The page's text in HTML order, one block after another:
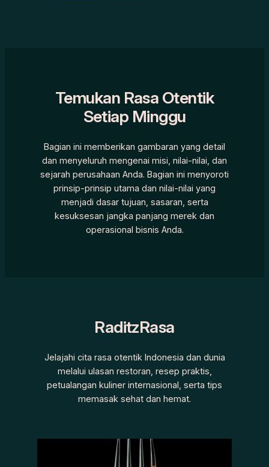
Temukan Rasa Otentik
Setiap Minggu
Bagian ini memberikan gambaran yang detail
dan menyeluruh mengenai misi, nilai-nilai, dan
sejarah perusahaan Anda. Bagian ini menyoroti
prinsip-prinsip utama dan nilai-nilai yang
menjadi dasar tujuan, sasaran, serta
kesuksesan jangka panjang merek dan
operasional bisnis Anda.
RaditzRasa
Jelajahi cita rasa otentik Indonesia dan dunia
melalui ulasan restoran, resep praktis,
petualangan kuliner internasional, serta tips
memasak sehat dan hemat.